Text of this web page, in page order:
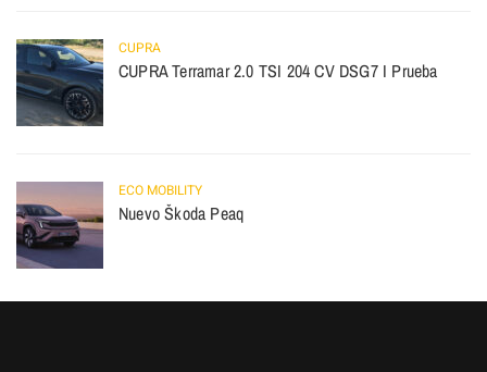
CUPRA
CUPRA Terramar 2.0 TSI 204 CV DSG7 I Prueba
ECO MOBILITY
Nuevo Škoda Peaq